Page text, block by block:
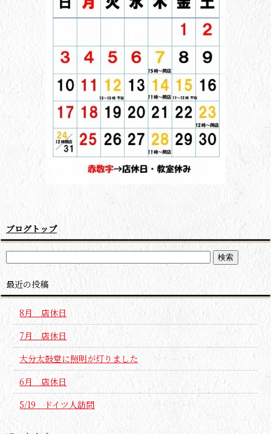
ブログトップ
最近の投稿
8月 店休日
7月 店休日
大分太鼓堂に照明が灯りました
6月 店休日
5/19 ドイツ人訪問